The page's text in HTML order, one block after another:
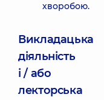
хворобою.
Викладацька
діяльність
і / або
лекторська